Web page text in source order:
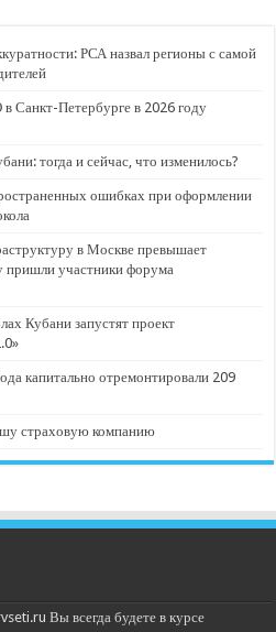
РСА назвал регионы с самой
Санкт-Петербурге в 2026 году
тогда и сейчас, что изменилось?
ошибках при оформлении
в Москве превышает
участники форума
Кубани запустят проект
капитально отремонтировали 209
страховую компанию
Вы всегда будете в курсе